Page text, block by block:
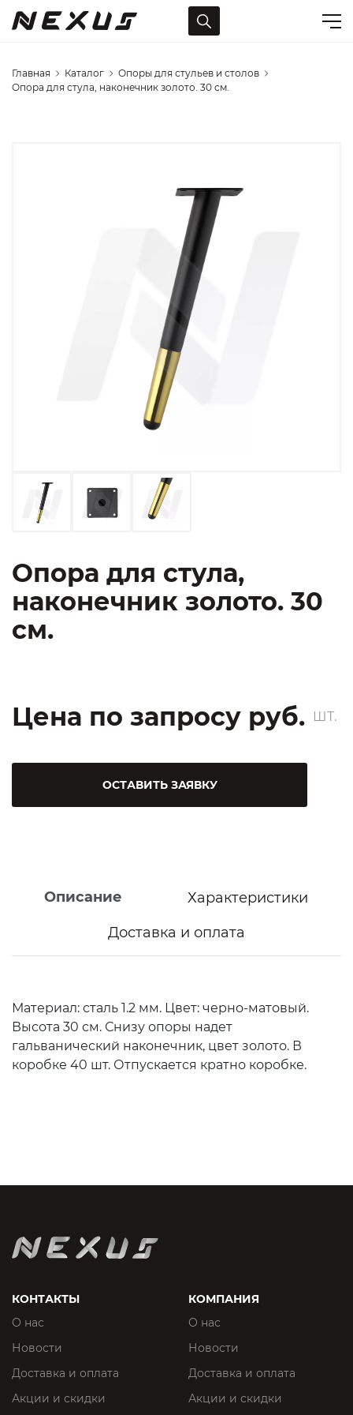
Главная Каталог
Опоры для стульев и столов
Опора для стула, наконечник золото. 30 см.
Опора для стула,
наконечник золото. 30
см.
Цена по запросу руб. ШТ.
ОСТАВИТЬ ЗАЯВКУ
Описание
Характеристики
Доставка и оплата
Материал: сталь 1.2 мм. Цвет: черно-матовый.
Высота 30 см. Снизу опоры надет
гальванический наконечник, цвет золото. В
коробке 40 шт. Отпускается кратно коробке.
КОНТАКТЫ
О нас
Новости
Доставка и оплата
Акции и скидки
КОМПАНИЯ
О нас
Новости
Доставка и оплата
Акции и скидки